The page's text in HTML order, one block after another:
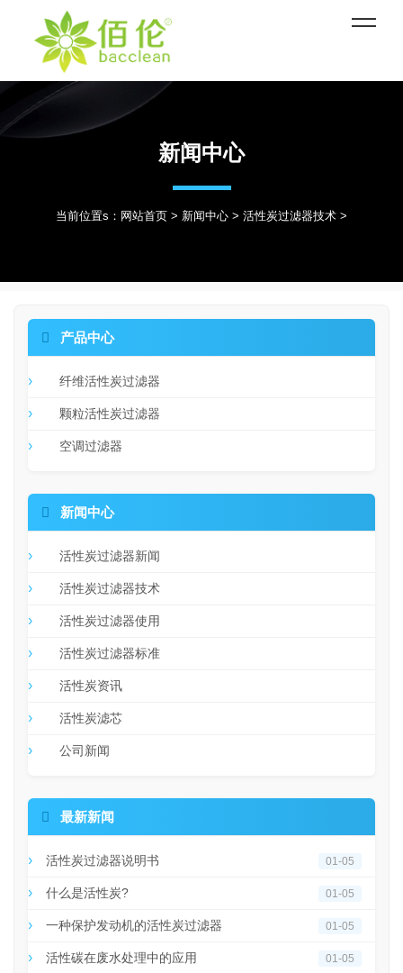
新闻中心
当前位置s： 网站首页 > 新闻中心 > 活性炭过滤器技术 >
 产品中心
纤维活性炭过滤器
颗粒活性炭过滤器
空调过滤器
 新闻中心
活性炭过滤器新闻
活性炭过滤器技术
活性炭过滤器使用
活性炭过滤器标准
活性炭资讯
活性炭滤芯
公司新闻
 最新新闻
活性炭过滤器说明书 01-05
什么是活性炭? 01-05
一种保护发动机的活性炭过滤器 01-05
活性碳在废水处理中的应用 01-05